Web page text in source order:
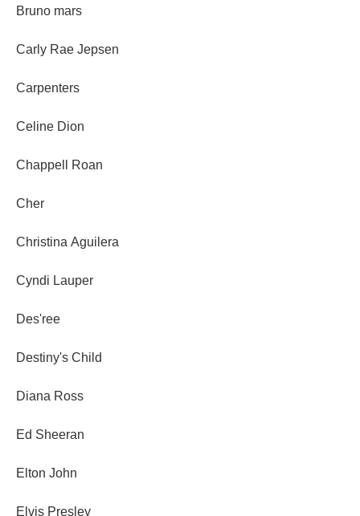
Bruno mars
Carly Rae Jepsen
Carpenters
Celine Dion
Chappell Roan
Cher
Christina Aguilera
Cyndi Lauper
Des'ree
Destiny's Child
Diana Ross
Ed Sheeran
Elton John
Elvis Presley